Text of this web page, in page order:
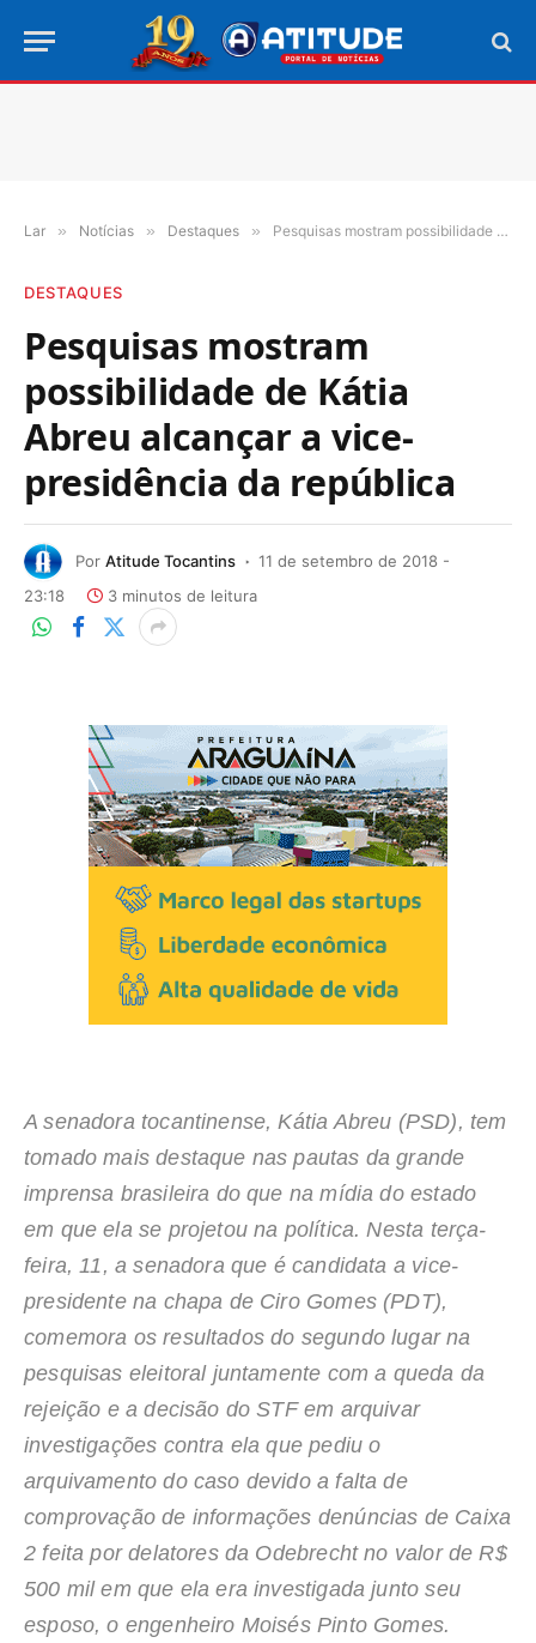
Lar » Notícias » Destaques » Pesquisas mostram possibilidade de Kátia Abreu alcançar a vice-presidência da república
DESTAQUES
Pesquisas mostram
possibilidade de Kátia
Abreu alcançar a vice-
presidência da república
Por Atitude Tocantins
11 de setembro de 2018 -
23:18
3 minutos de leitura
A senadora tocantinense, Kátia Abreu (PSD), tem
tomado mais destaque nas pautas da grande
imprensa brasileira do que na mídia do estado
em que ela se projetou na política. Nesta terça-
feira, 11, a senadora que é candidata a vice-
presidente na chapa de Ciro Gomes (PDT),
comemora os resultados do segundo lugar na
pesquisas eleitoral juntamente com a queda da
rejeição e a decisão do STF em arquivar
investigações contra ela que pediu o
arquivamento do caso devido a falta de
comprovação de informações denúncias de Caixa
2 feita por delatores da Odebrecht no valor de R$
500 mil em que ela era investigada junto seu
esposo, o engenheiro Moisés Pinto Gomes.